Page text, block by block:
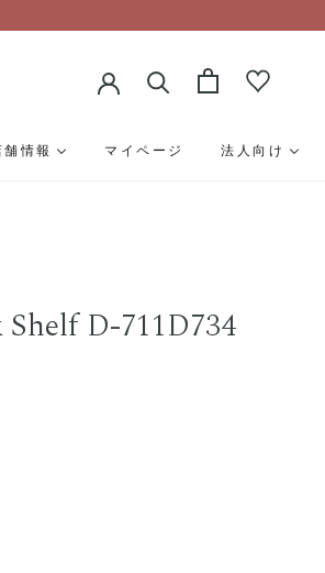
舗情報 マイページ 法人向け
D-711D734